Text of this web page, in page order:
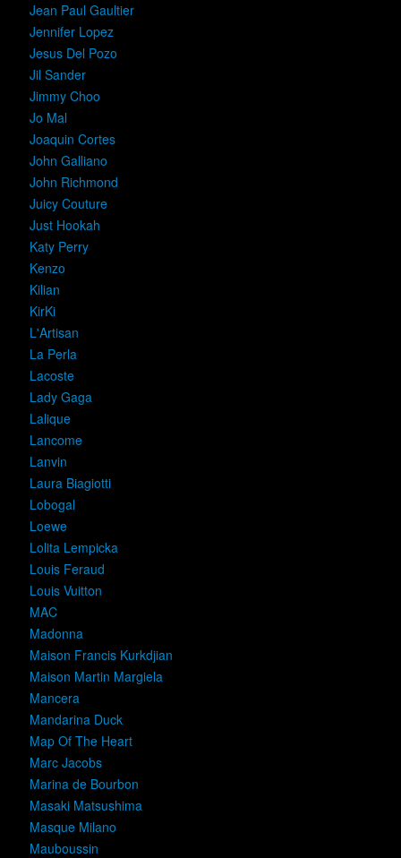
Jean Paul Gaultier
Jennifer Lopez
Jesus Del Pozo
Jil Sander
Jimmy Choo
Jo Mal
Joaquin Cortes
John Galliano
John Richmond
Juicy Couture
Just Hookah
Katy Perry
Kenzo
Kilian
KirKi
L'Artisan
La Perla
Lacoste
Lady Gaga
Lalique
Lancome
Lanvin
Laura Biagiotti
Lobogal
Loewe
Lolita Lempicka
Louis Feraud
Louis Vuitton
MAC
Madonna
Maison Francis Kurkdjian
Maison Martin Margiela
Mancera
Mandarina Duck
Map Of The Heart
Marc Jacobs
Marina de Bourbon
Masaki Matsushima
Masque Milano
Mauboussin